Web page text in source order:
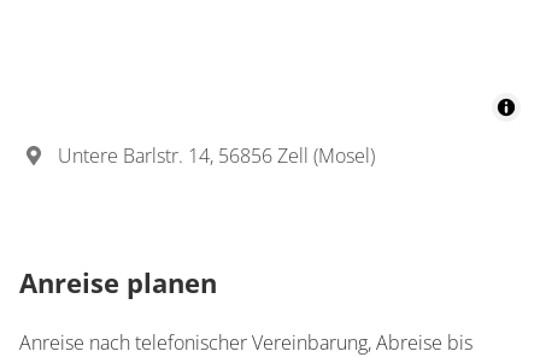
Untere Barlstr. 14, 56856 Zell (Mosel)
Anreise planen
Anreise nach telefonischer Vereinbarung, Abreise bis